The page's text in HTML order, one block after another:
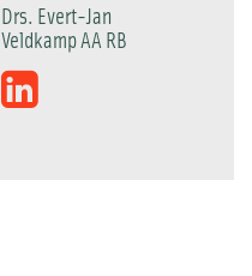
Drs. Evert-Jan
Veldkamp AA RB